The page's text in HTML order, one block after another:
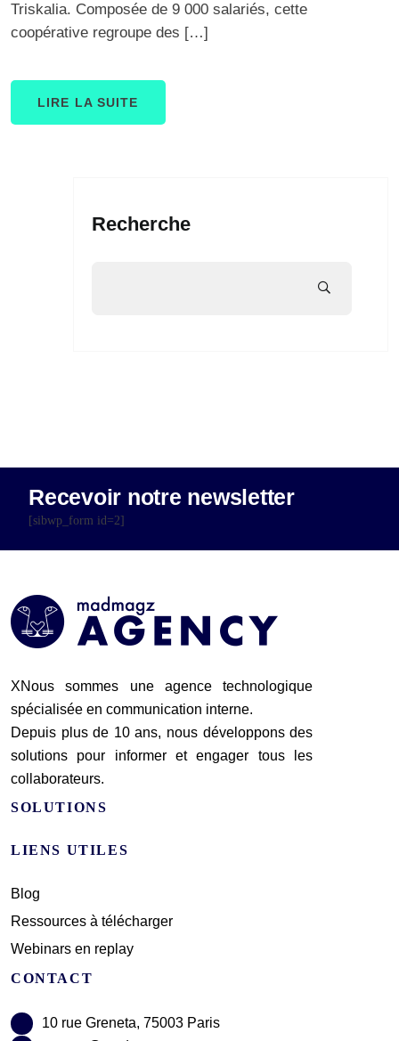
Triskalia. Composée de 9 000 salariés, cette
coopérative regroupe des […]
LIRE LA SUITE
Recherche
Recevoir notre newsletter
[sibwp_form id=2]
XNous sommes une agence technologique
spécialisée en communication interne.
Depuis plus de 10 ans, nous développons des
solutions pour informer et engager tous les
collaborateurs.
SOLUTIONS
LIENS UTILES
Blog
Ressources à télécharger
Webinars en replay
CONTACT
10 rue Greneta, 75003 Paris